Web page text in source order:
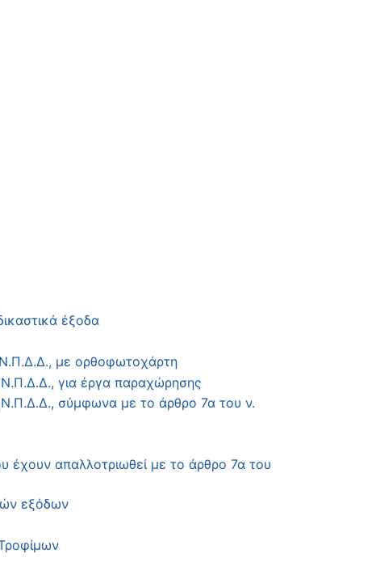
έξοδα
με ορθοφωτοχάρτη
για έργα παραχώρησης
σύμφωνα με το άρθρο 7α του ν.
έχουν απαλλοτριωθεί με το άρθρο 7α του
εξόδων